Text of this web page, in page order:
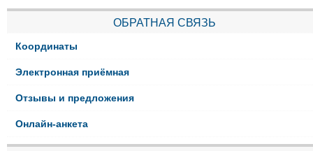
ОБРАТНАЯ СВЯЗЬ
Координаты
Электронная приёмная
Отзывы и предложения
Онлайн-анкета